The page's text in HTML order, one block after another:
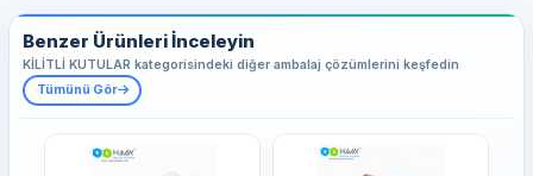
Benzer Ürünleri İnceleyin
KİLİTLİ KUTULAR kategorisindeki diğer ambalaj çözümlerini keşfedin
Tümünü Gör